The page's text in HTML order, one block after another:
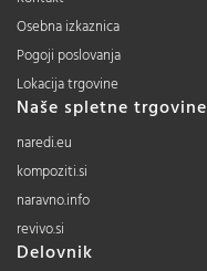
Osebna izkaznica
Pogoji poslovanja
Lokacija trgovine
Naše spletne trgovine
naredi.eu
kompoziti.si
naravno.info
revivo.si
Delovnik